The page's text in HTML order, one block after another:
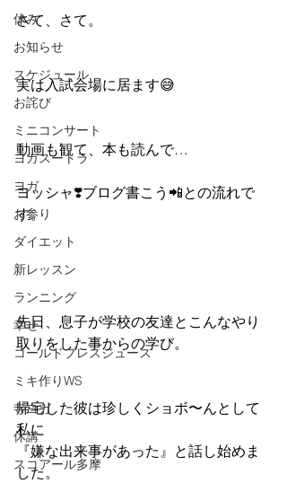
休み
お知らせ
スケジュール
お詫び
ミニコンサート
ヨガスートラ
ヨガ
お参り
ダイエット
新レッスン
ランニング
幸せ
コールドプレスジュース
ミキ作りWS
寺ヨガ
休講
スコアール多摩
さて、さて。
実は入試会場に居ます😅
動画も観て、本も読んで…
ヨッシャ❣️ブログ書こう📲との流れで
す。
先日、息子が学校の友達とこんなやり
取りをした事からの学び。
帰宅した彼は珍しくショボ〜んとして
私に
『嫌な出来事があった』と話し始めま
した。